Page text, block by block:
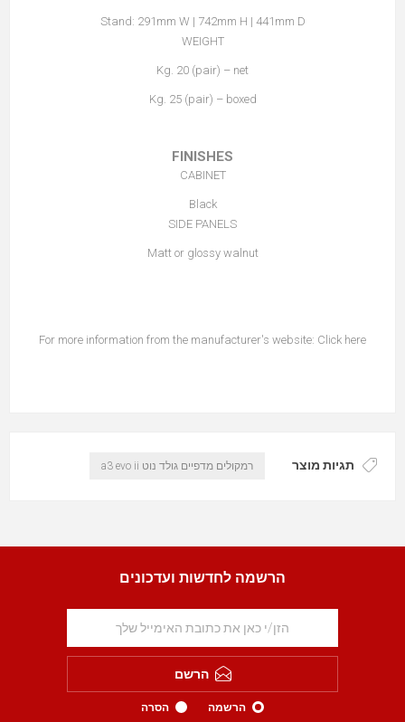
Stand: 291mm W | 742mm H | 441mm D
WEIGHT
Kg. 20 (pair) – net
Kg. 25 (pair) – boxed
FINISHES
CABINET
Black
SIDE PANELS
Matt or glossy walnut
For more information from the manufacturer's website: Click here
תגיות מוצר רמקולים מדפיים גולד נוט a3 evo ii
הרשמה לחדשות ועדכונים
הרשם
הרשמה הסרה